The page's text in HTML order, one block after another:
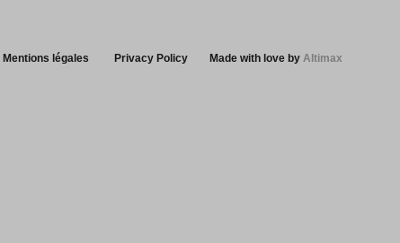
Mentions légales Privacy Policy Made with love by Altimax